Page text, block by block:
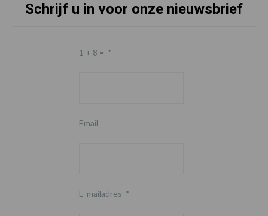
Schrijf u in voor onze nieuwsbrief
1 + 8 = *
Email
E-mailadres *